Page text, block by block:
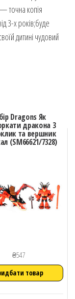
точна копія
3-х років;буде
дитині чудовий
Dragons Як
дракона 3
та вершник
(SM66621/7328)
₴547
товар